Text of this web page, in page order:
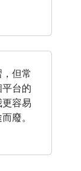
但常
台的
容易
廢。